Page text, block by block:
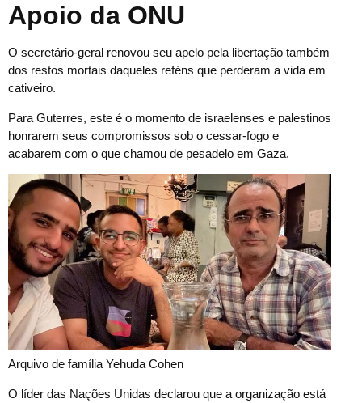
Apoio da ONU
O secretário-geral renovou seu apelo pela libertação também
dos restos mortais daqueles reféns que perderam a vida em
cativeiro.
Para Guterres, este é o momento de israelenses e palestinos
honrarem seus compromissos sob o cessar-fogo e
acabarem com o que chamou de pesadelo em Gaza.
Arquivo de família Yehuda Cohen
O líder das Nações Unidas declarou que a organização está